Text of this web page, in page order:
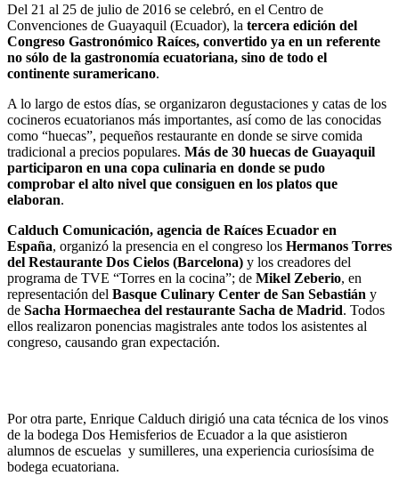
Del 21 al 25 de julio de 2016 se celebró, en el Centro de
Convenciones de Guayaquil (Ecuador), la tercera edición del
Congreso Gastronómico Raíces, convertido ya en un referente
no sólo de la gastronomía ecuatoriana, sino de todo el
continente suramericano.
A lo largo de estos días, se organizaron degustaciones y catas de los
cocineros ecuatorianos más importantes, así como de las conocidas
como “huecas”, pequeños restaurante en donde se sirve comida
tradicional a precios populares. Más de 30 huecas de Guayaquil
participaron en una copa culinaria en donde se pudo
comprobar el alto nivel que consiguen en los platos que
elaboran.
Calduch Comunicación, agencia de Raíces Ecuador en
España, organizó la presencia en el congreso los Hermanos Torres
del Restaurante Dos Cielos (Barcelona) y los creadores del
programa de TVE “Torres en la cocina”; de Mikel Zeberio, en
representación del Basque Culinary Center de San Sebastián y
de Sacha Hormaechea del restaurante Sacha de Madrid. Todos
ellos realizaron ponencias magistrales ante todos los asistentes al
congreso, causando gran expectación.
Por otra parte, Enrique Calduch dirigió una cata técnica de los vinos
de la bodega Dos Hemisferios de Ecuador a la que asistieron
alumnos de escuelas y sumilleres, una experiencia curiosísima de
bodega ecuatoriana.